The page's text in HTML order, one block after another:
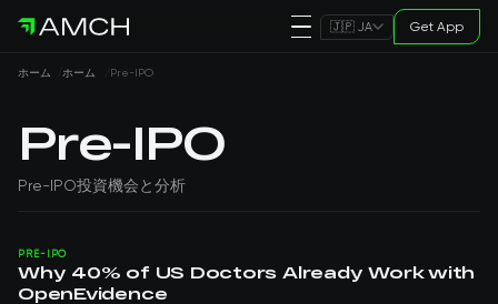
🇯🇵 JA Get App
ホーム ホーム Pre-IPO
Pre-IPO
Pre-IPO投資機会と分析
PRE-IPO
Why 40% of US Doctors Already Work with
OpenEvidence